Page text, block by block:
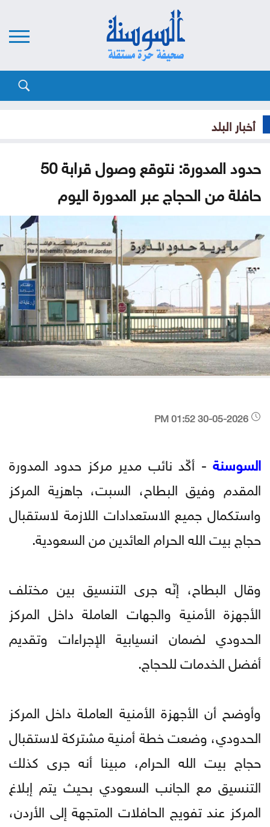
أخبار البلد
حدود المدورة: نتوقع وصول قرابة 50
حافلة من الحجاج عبر المدورة اليوم
السوسنة - أكّد نائب مدير مركز حدود المدورة
المقدم وفيق البطاح، السبت، جاهزية المركز
واستكمال جميع الاستعدادات اللازمة لاستقبال
حجاج بيت الله الحرام العائدين من السعودية.
وقال البطاح، إنّه جرى التنسيق بين مختلف
الأجهزة الأمنية والجهات العاملة داخل المركز
الحدودي لضمان انسيابية الإجراءات وتقديم
أفضل الخدمات للحجاج.
وأوضح أن الأجهزة الأمنية العاملة داخل المركز
الحدودي، وضعت خطة أمنية مشتركة لاستقبال
حجاج بيت الله الحرام، مبينا أنه جرى كذلك
التنسيق مع الجانب السعودي بحيث يتم إبلاغ
المركز عند تفويج الحافلات المتجهة إلى الأردن،